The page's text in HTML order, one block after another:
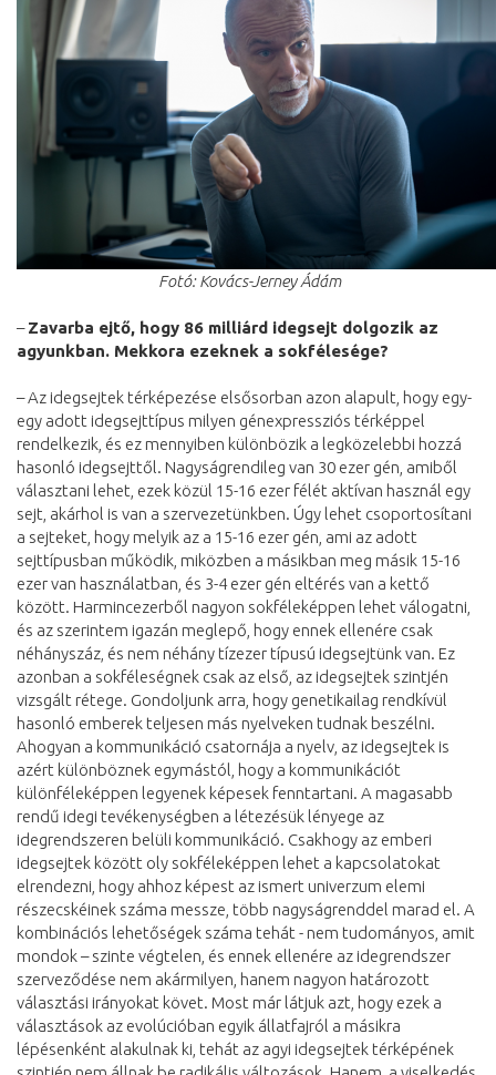
Fotó: Kovács-Jerney Ádám
–Zavarba ejtő, hogy 86 milliárd idegsejt dolgozik az
agyunkban. Mekkora ezeknek a sokfélesége?
– Az idegsejtek térképezése elsősorban azon alapult, hogy egy-
egy adott idegsejttípus milyen génexpressziós térképpel
rendelkezik, és ez mennyiben különbözik a legközelebbi hozzá
hasonló idegsejttől. Nagyságrendileg van 30 ezer gén, amiből
választani lehet, ezek közül 15-16 ezer félét aktívan használ egy
sejt, akárhol is van a szervezetünkben. Úgy lehet csoportosítani
a sejteket, hogy melyik az a 15-16 ezer gén, ami az adott
sejttípusban működik, miközben a másikban meg másik 15-16
ezer van használatban, és 3-4 ezer gén eltérés van a kettő
között. Harmincezerből nagyon sokféleképpen lehet válogatni,
és az szerintem igazán meglepő, hogy ennek ellenére csak
néhányszáz, és nem néhány tízezer típusú idegsejtünk van. Ez
azonban a sokféleségnek csak az első, az idegsejtek szintjén
vizsgált rétege. Gondoljunk arra, hogy genetikailag rendkívül
hasonló emberek teljesen más nyelveken tudnak beszélni.
Ahogyan a kommunikáció csatornája a nyelv, az idegsejtek is
azért különböznek egymástól, hogy a kommunikációt
különféleképpen legyenek képesek fenntartani. A magasabb
rendű idegi tevékenységben a létezésük lényege az
idegrendszeren belüli kommunikáció. Csakhogy az emberi
idegsejtek között oly sokféleképpen lehet a kapcsolatokat
elrendezni, hogy ahhoz képest az ismert univerzum elemi
részecskéinek száma messze, több nagyságrenddel marad el. A
kombinációs lehetőségek száma tehát - nem tudományos, amit
mondok – szinte végtelen, és ennek ellenére az idegrendszer
szerveződése nem akármilyen, hanem nagyon határozott
választási irányokat követ. Most már látjuk azt, hogy ezek a
választások az evolúcióban egyik állatfajról a másikra
lépésenként alakulnak ki, tehát az agyi idegsejtek térképének